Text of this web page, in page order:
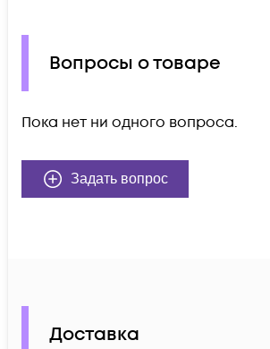
Вопросы о товаре
Пока нет ни одного вопроса.
Задать вопрос
Доставка